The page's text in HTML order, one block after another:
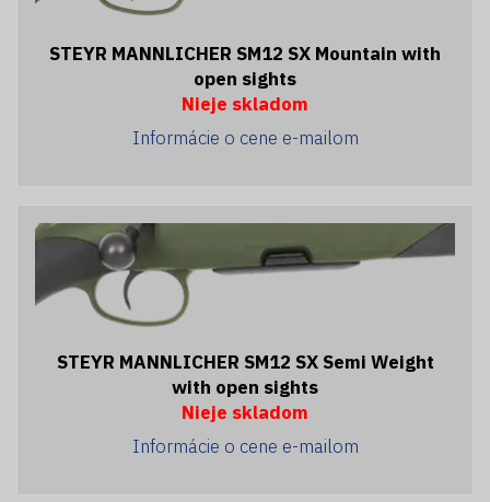
STEYR MANNLICHER SM12 SX Mountain with
open sights
Nieje skladom
Informácie o cene e-mailom
STEYR MANNLICHER SM12 SX Semi Weight
with open sights
Nieje skladom
Informácie o cene e-mailom